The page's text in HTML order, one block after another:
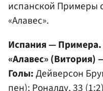
испанской Примеры
«Алавес».
Испания — Примера.
«Алавес»
Голы:Дейверсон
пен); Роналду, 33